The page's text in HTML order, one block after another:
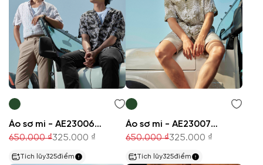
Áo sơ mi - AE230067N
325.000 ₫
650.000 ₫
Tích lũy325điểm
Áo sơ mi - AE230071N
325.000 ₫
650.000 ₫
Tích lũy325điểm